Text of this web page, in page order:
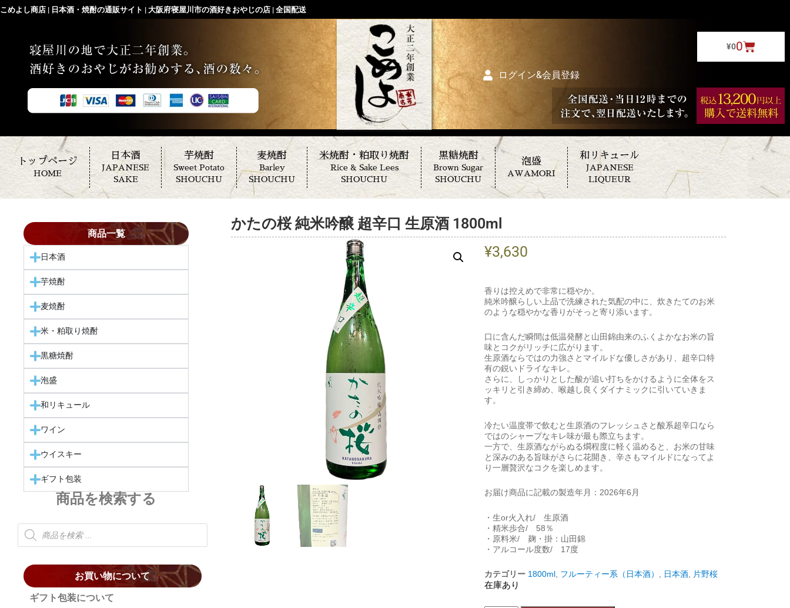
こめよし商店 | 日本酒・焼酎の通販サイト | 大阪府寝屋川市の酒好きおやじの店 | 全国配送
¥00
ログイン&会員登録
トップページ
HOME
日本酒
JAPANESE
SAKE
芋焼酎
Sweet Potato
SHOUCHU
麦焼酎
Barley
SHOUCHU
米焼酎・粕取り焼酎
Rice & Sake Lees
SHOUCHU
黒糖焼酎
Brown Sugar
SHOUCHU
泡盛
AWAMORI
和リキュール
JAPANESE
LIQUEUR
商品一覧
日本酒
芋焼酎
麦焼酎
米・粕取り焼酎
黒糖焼酎
泡盛
和リキュール
ワイン
ウイスキー
ギフト包装
商品を検索する
お買い物について
ギフト包装について
かたの桜 純米吟醸 超辛口 生原酒 1800ml
¥3,630
香りは控えめで非常に穏やか。
純米吟醸らしい上品で洗練された気配の中に、炊きたてのお米
のような穏やかな香りがそっと寄り添います。
口に含んだ瞬間は低温発酵と山田錦由来のふくよかなお米の旨
味とコクがリッチに広がります。
生原酒ならではの力強さとマイルドな優しさがあり、超辛口特
有の鋭いドライなキレ。
さらに、しっかりとした酸が追い打ちをかけるように全体をス
ッキリと引き締め、喉越し良くダイナミックに引いていきま
す。
冷たい温度帯で飲むと生原酒のフレッシュさと酸系超辛口なら
ではのシャープなキレ味が最も際立ちます。
一方で、生原酒ながらぬる燗程度に軽く温めると、お米の甘味
と深みのある旨味がさらに花開き、辛さもマイルドになってよ
り一層贅沢なコクを楽しめます。
お届け商品に記載の製造年月：2026年6月
・生or火入れ/ 生原酒
・精米歩合/ 58％
・原料米/ 麹・掛：山田錦
・アルコール度数/ 17度
カテゴリー 1800ml, フルーティー系（日本酒） , 日本酒, 片野桜
在庫あり